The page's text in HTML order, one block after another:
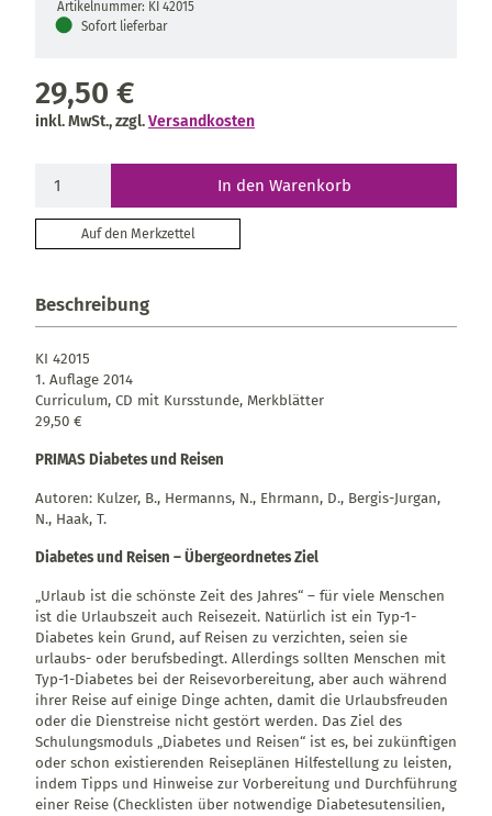
Artikelnummer: KI 42015
● Sofort lieferbar
29,50 €
inkl. MwSt., zzgl.Versandkosten
In den Warenkorb
Auf den Merkzettel
Beschreibung
KI 42015
1. Auflage 2014
Curriculum, CD mit Kursstunde, Merkblätter
29,50 €
PRIMAS Diabetes und Reisen
Autoren: Kulzer, B., Hermanns, N., Ehrmann, D., Bergis-Jurgan,
N., Haak, T.
Diabetes und Reisen – Übergeordnetes Ziel
„Urlaub ist die schönste Zeit des Jahres“ – für viele Menschen
ist die Urlaubszeit auch Reisezeit. Natürlich ist ein Typ-1-
Diabetes kein Grund, auf Reisen zu verzichten, seien sie
urlaubs- oder berufsbedingt. Allerdings sollten Menschen mit
Typ-1-Diabetes bei der Reisevorbereitung, aber auch während
ihrer Reise auf einige Dinge achten, damit die Urlaubsfreuden
oder die Dienstreise nicht gestört werden. Das Ziel des
Schulungsmoduls „Diabetes und Reisen“ ist es, bei zukünftigen
oder schon existierenden Reiseplänen Hilfestellung zu leisten,
indem Tipps und Hinweise zur Vorbereitung und Durchführung
einer Reise (Checklisten über notwendige Diabetesutensilien,